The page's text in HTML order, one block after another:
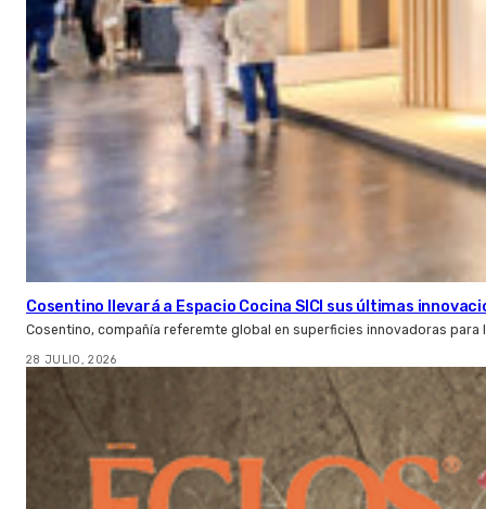
Cosentino llevará a Espacio Cocina SICI sus últimas
Cosentino, compañía referemte global en superficies innovadoras
28 JULIO, 2026